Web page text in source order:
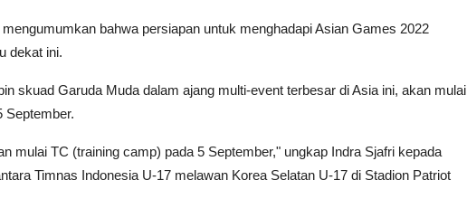
bahwa persiapan untuk menghadapi Asian Games 2022
dekat ini.
skuad Garuda Muda dalam ajang multi-event terbesar di Asia ini, akan mulai
September.
mulai TC (training camp) pada 5 September," ungkap Indra Sjafri kepada
Timnas Indonesia U-17 melawan Korea Selatan U-17 di Stadion Patriot